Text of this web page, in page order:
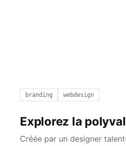
branding webdesign
Explorez la
Créée par un designer